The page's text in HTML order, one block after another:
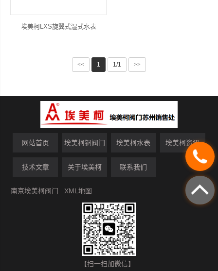
埃美柯LXS旋翼式湿式水表
<< 1 1/1 >>
网站首页 埃美柯铜阀门 埃美柯水表 埃美柯资讯
技术文章 关于埃美柯 联系我们
南京埃美柯阀门 XML地图
【扫一扫加微信】